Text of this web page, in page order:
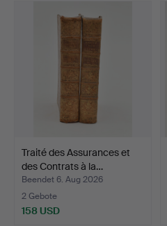
Traité des Assurances et
des Contrats à la…
Beendet 6. Aug 2026
2 Gebote
158 USD